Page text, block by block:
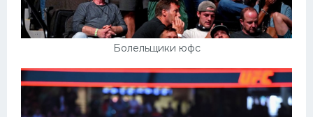
Болельщики юфс